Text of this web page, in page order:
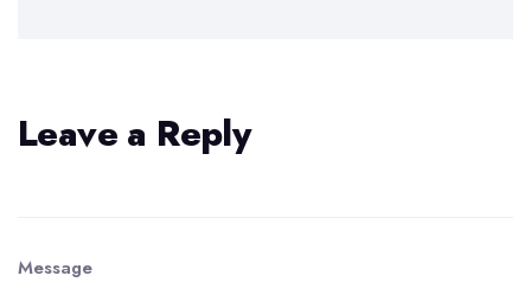
Leave a Reply
Message